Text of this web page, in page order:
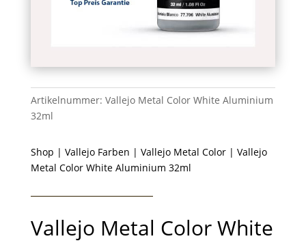
Artikelnummer: Vallejo Metal Color White Aluminium
32ml
Shop | Vallejo Farben | Vallejo Metal Color| Vallejo
Metal Color White Aluminium 32ml
Vallejo Metal Color White